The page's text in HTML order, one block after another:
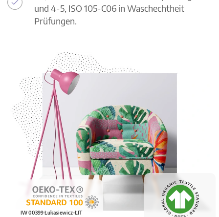
IW 00399 Łukasiewicz-ŁIT
und 4-5, ISO 105-C06 in Waschechtheit
Prüfungen.